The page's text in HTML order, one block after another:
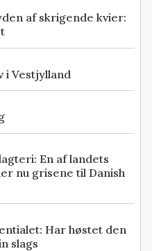
af skrigende kvier:
i Vestjylland
En af landets
nu grisene til Danish
Har høstet den
slags